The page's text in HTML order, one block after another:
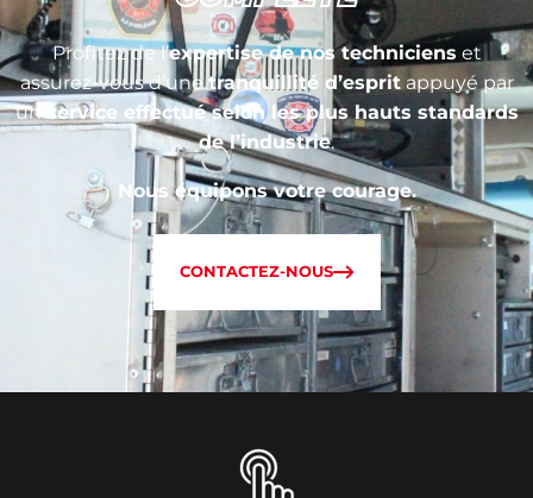
Profitez de l’expertise de nos techniciens et
assurez-vous d’unetranquillité d’espritappuyé par
un
service effectué selon les plus hauts standards
de l’industrie.
Nous équipons votre courage.
CONTACTEZ-NOUS